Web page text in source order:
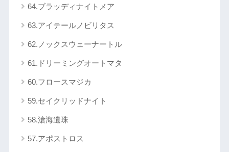
64.ブラッディナイトメア
63.アイテールノビリタス
62.ノックスウェーナートル
61.ドリーミングオートマタ
60.フロースマジカ
59.セイクリッドナイト
58.滄海遺珠
57.アポストロス